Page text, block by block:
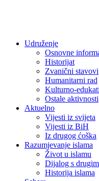
Udruženje
Osnovne
Historijat
Zvanični stavovi
Humanitarni rad
Kulturno-
Ostale aktivnosti
Aktuelno
Vijesti iz svijeta
Vijesti iz BiH
Iz drugog ćoška
Razumjevanje islama
Život u islamu
Dijalog s
Historija islama